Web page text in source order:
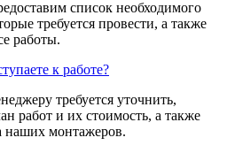
список необходимого
требуется провести, а также
работы.
к работе?
требуется уточнить,
работ и их стоимость, а также
наших монтажеров.